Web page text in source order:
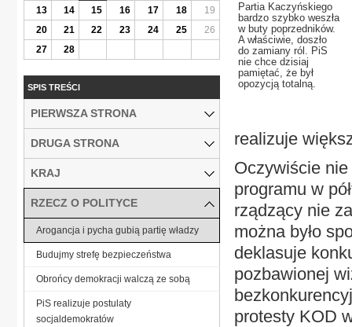
Partia Kaczyńskiego
bardzo szybko weszła
w buty poprzedników.
A właściwie, doszło
do zamiany ról. PiS
nie chce dzisiaj
pamiętać, że był
opozycją totalną.
realizuje
Oczywiście
programu w
rządzący nie
można było
deklasuje
pozbawionej
protesty KOD
13
14 15 16 17 18
19
20
21 22 23 24 25
26
27
28
SPIS TREŚCI
PIERWSZA STRONA
DRUGA STRONA
KRAJ
RZECZ O POLITYCE
Arogancja i pycha gubią partię władzy
Budujmy strefę bezpieczeństwa
Obrońcy demokracji walczą ze sobą
PiS realizuje postulaty
socjaldemokratów